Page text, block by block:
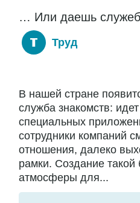
… Или даешь
Труд
В нашей стране
служба знакомств:
специальных
сотрудники компаний
отношения, далеко
рамки. Создание такой
атмосферы для...